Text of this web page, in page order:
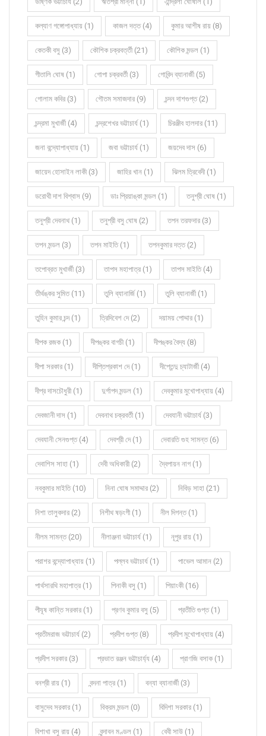
কল্যাণ গঙ্গোপাধ্যায় (1) কাজল দত্ত (4) কুমার আশীষ রায় (8)
কেতকী বসু (3) কৌশিক চক্রবর্ত্তী (21) কৌশিক মন্ডল (1)
গীতালি ঘোষ (1) গোপা চক্রবর্তী (3) গোবিন্দ ব্যানার্জী (5)
গোলাম কবির (3) গৌতম সমাজদার (9) চন্দন দাশগুপ্ত (2)
চন্দ্রমা মুখার্জী (4) চন্দ্রশেখর ভট্টাচার্য (1) চিরঞ্জীব হালদার (11)
জনা বন্দ্যোপাধ্যায় (1) জবা ভট্টাচার্য (1) জয়দেব দাস (6)
জায়েদ হোসাইন লাকী (3) জাহির খান (1) ঝিলম ত্রিবেদী (1)
ডরোথী দাশ বিশ্বাস (9) ডাঃ প্রিয়াঙ্কা মন্ডল (1) তনুশ্রী ঘোষ (1)
তনুশ্রী দেবনাথ (1) তনুশ্রী বসু ঘোষ (2) তপন তরফদার (3)
তপন মন্ডল (3) তপন মাইতি (1) তপনকুমার দত্ত (2)
তপোব্রত মুখার্জী (3) তাপস মহাপাত্র (1) তাপস মাইতি (4)
তীর্থঙ্কর সুমিত (11) তুলি ব্যানার্জি (1) তুলি ব্যানার্জী (1)
তুহিন কুমার চন্দ (1) ত্রিদিবেশ দে (2) দয়াময় পোদ্দার (1)
দীপক রজক (1) দীপঙ্কর বাগচী (1) দীপঙ্কর বৈদ্য (8)
দীপা সরকার (1) দীপ্তিপ্রকাশ দে (1) দীপ্তেন্দু চ্যাটার্জী (4)
দীপ্র দাসচৌধুরী (1) দুর্গাপদ মন্ডল (1) দেবকুমার মুখোপাধ্যায় (4)
দেবজানী দাস (1) দেবনাথ চক্রবর্তী (1) দেবযানী ভট্টাচার্য (3)
দেবযানী সেনগুপ্ত (4) দেবশ্রী দে (1) দেবারতি গুহ সামন্ত (6)
দেবাশিস সাহা (1) দেবী অধিকারী (2) দ্বৈপায়ন নাগ (1)
নবকুমার মাইতি (10) নিনা ঘোষ সমাদ্দার (2) নিবিড় সাহা (21)
নিশা তালুকদার (2) নিশীথ ষড়ংগী (1) নীল দিগন্ত (1)
নীলম সামন্ত (20) নীলাঞ্জনা ভট্টাচার্য (1) নূপুর রায় (1)
পরাশর বন্দ্যোপাধ্যায় (1) পল্লব ভট্টাচার্য (1) পাভেল আমান (2)
পার্থসারথি মহাপাত্র (1) পিনাকী বসু (1) পিয়াংকী (16)
পীযূষ কান্তি সরকার (1) প্রণব কুমার বসু (5) প্রতীতি গুপ্ত (1)
প্রতীমরাজ ভট্টাচার্য (2) প্রদীপ গুপ্ত (8) প্রদীপ মুখোপাধ্যায় (4)
প্রদীপ সরকার (3) প্রভাত রঞ্জন ভট্টাচার্য্য (4) প্রাণজি বসাক (1)
বনশ্রী রায় (1) বন্দনা পাত্র (1) বন্যা ব্যানার্জী (3)
বাসুদেব সরকার (1) বিক্রম মন্ডল (0) বিদিশা সরকার (1)
বিশাখা বসু রায় (4) বৃন্দাবন মণ্ডল (1) বেবী সাউ (1)